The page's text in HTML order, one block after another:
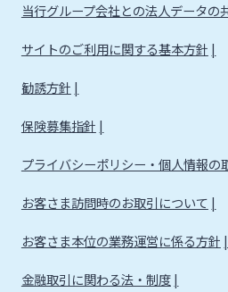
当行グループ会社との法人データの
サイトのご利用に関する基本方針
勧誘方針
保険募集指針
プライバシーポリシー・個人情報の
お客さま訪問時のお取引について
お客さま本位の業務運営に係る方針
金融取引に関わる法・制度